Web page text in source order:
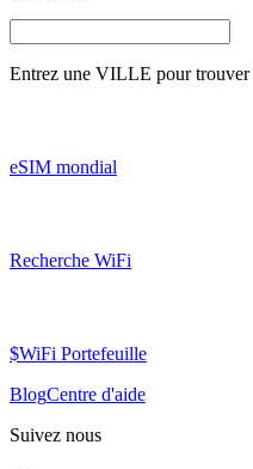
Entrez une VILLE pour
eSIM mondial
Recherche WiFi
$WiFi Portefeuille
BlogCentre d'aide
Suivez nous